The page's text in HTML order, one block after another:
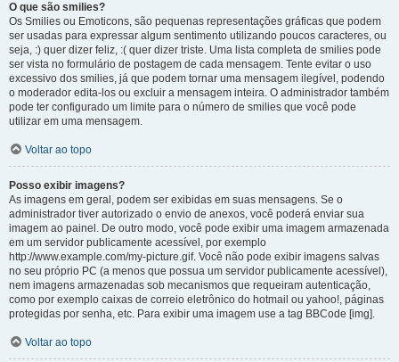
O que são smilies?
Os Smilies ou Emoticons, são pequenas representações gráficas que podem
ser usadas para expressar algum sentimento utilizando poucos caracteres, ou
seja, :) quer dizer feliz, :( quer dizer triste. Uma lista completa de smilies pode
ser vista no formulário de postagem de cada mensagem. Tente evitar o uso
excessivo dos smilies, já que podem tornar uma mensagem ilegível, podendo
o moderador edita-los ou excluir a mensagem inteira. O administrador também
pode ter configurado um limite para o número de smilies que você pode
utilizar em uma mensagem.
Voltar ao topo
Posso exibir imagens?
As imagens em geral, podem ser exibidas em suas mensagens. Se o
administrador tiver autorizado o envio de anexos, você poderá enviar sua
imagem ao painel. De outro modo, você pode exibir uma imagem armazenada
em um servidor publicamente acessível, por exemplo
http://www.example.com/my-picture.gif. Você não pode exibir imagens salvas
no seu próprio PC (a menos que possua um servidor publicamente acessível),
nem imagens armazenadas sob mecanismos que requeiram autenticação,
como por exemplo caixas de correio eletrônico do hotmail ou yahoo!, páginas
protegidas por senha, etc. Para exibir uma imagem use a tag BBCode [img].
Voltar ao topo